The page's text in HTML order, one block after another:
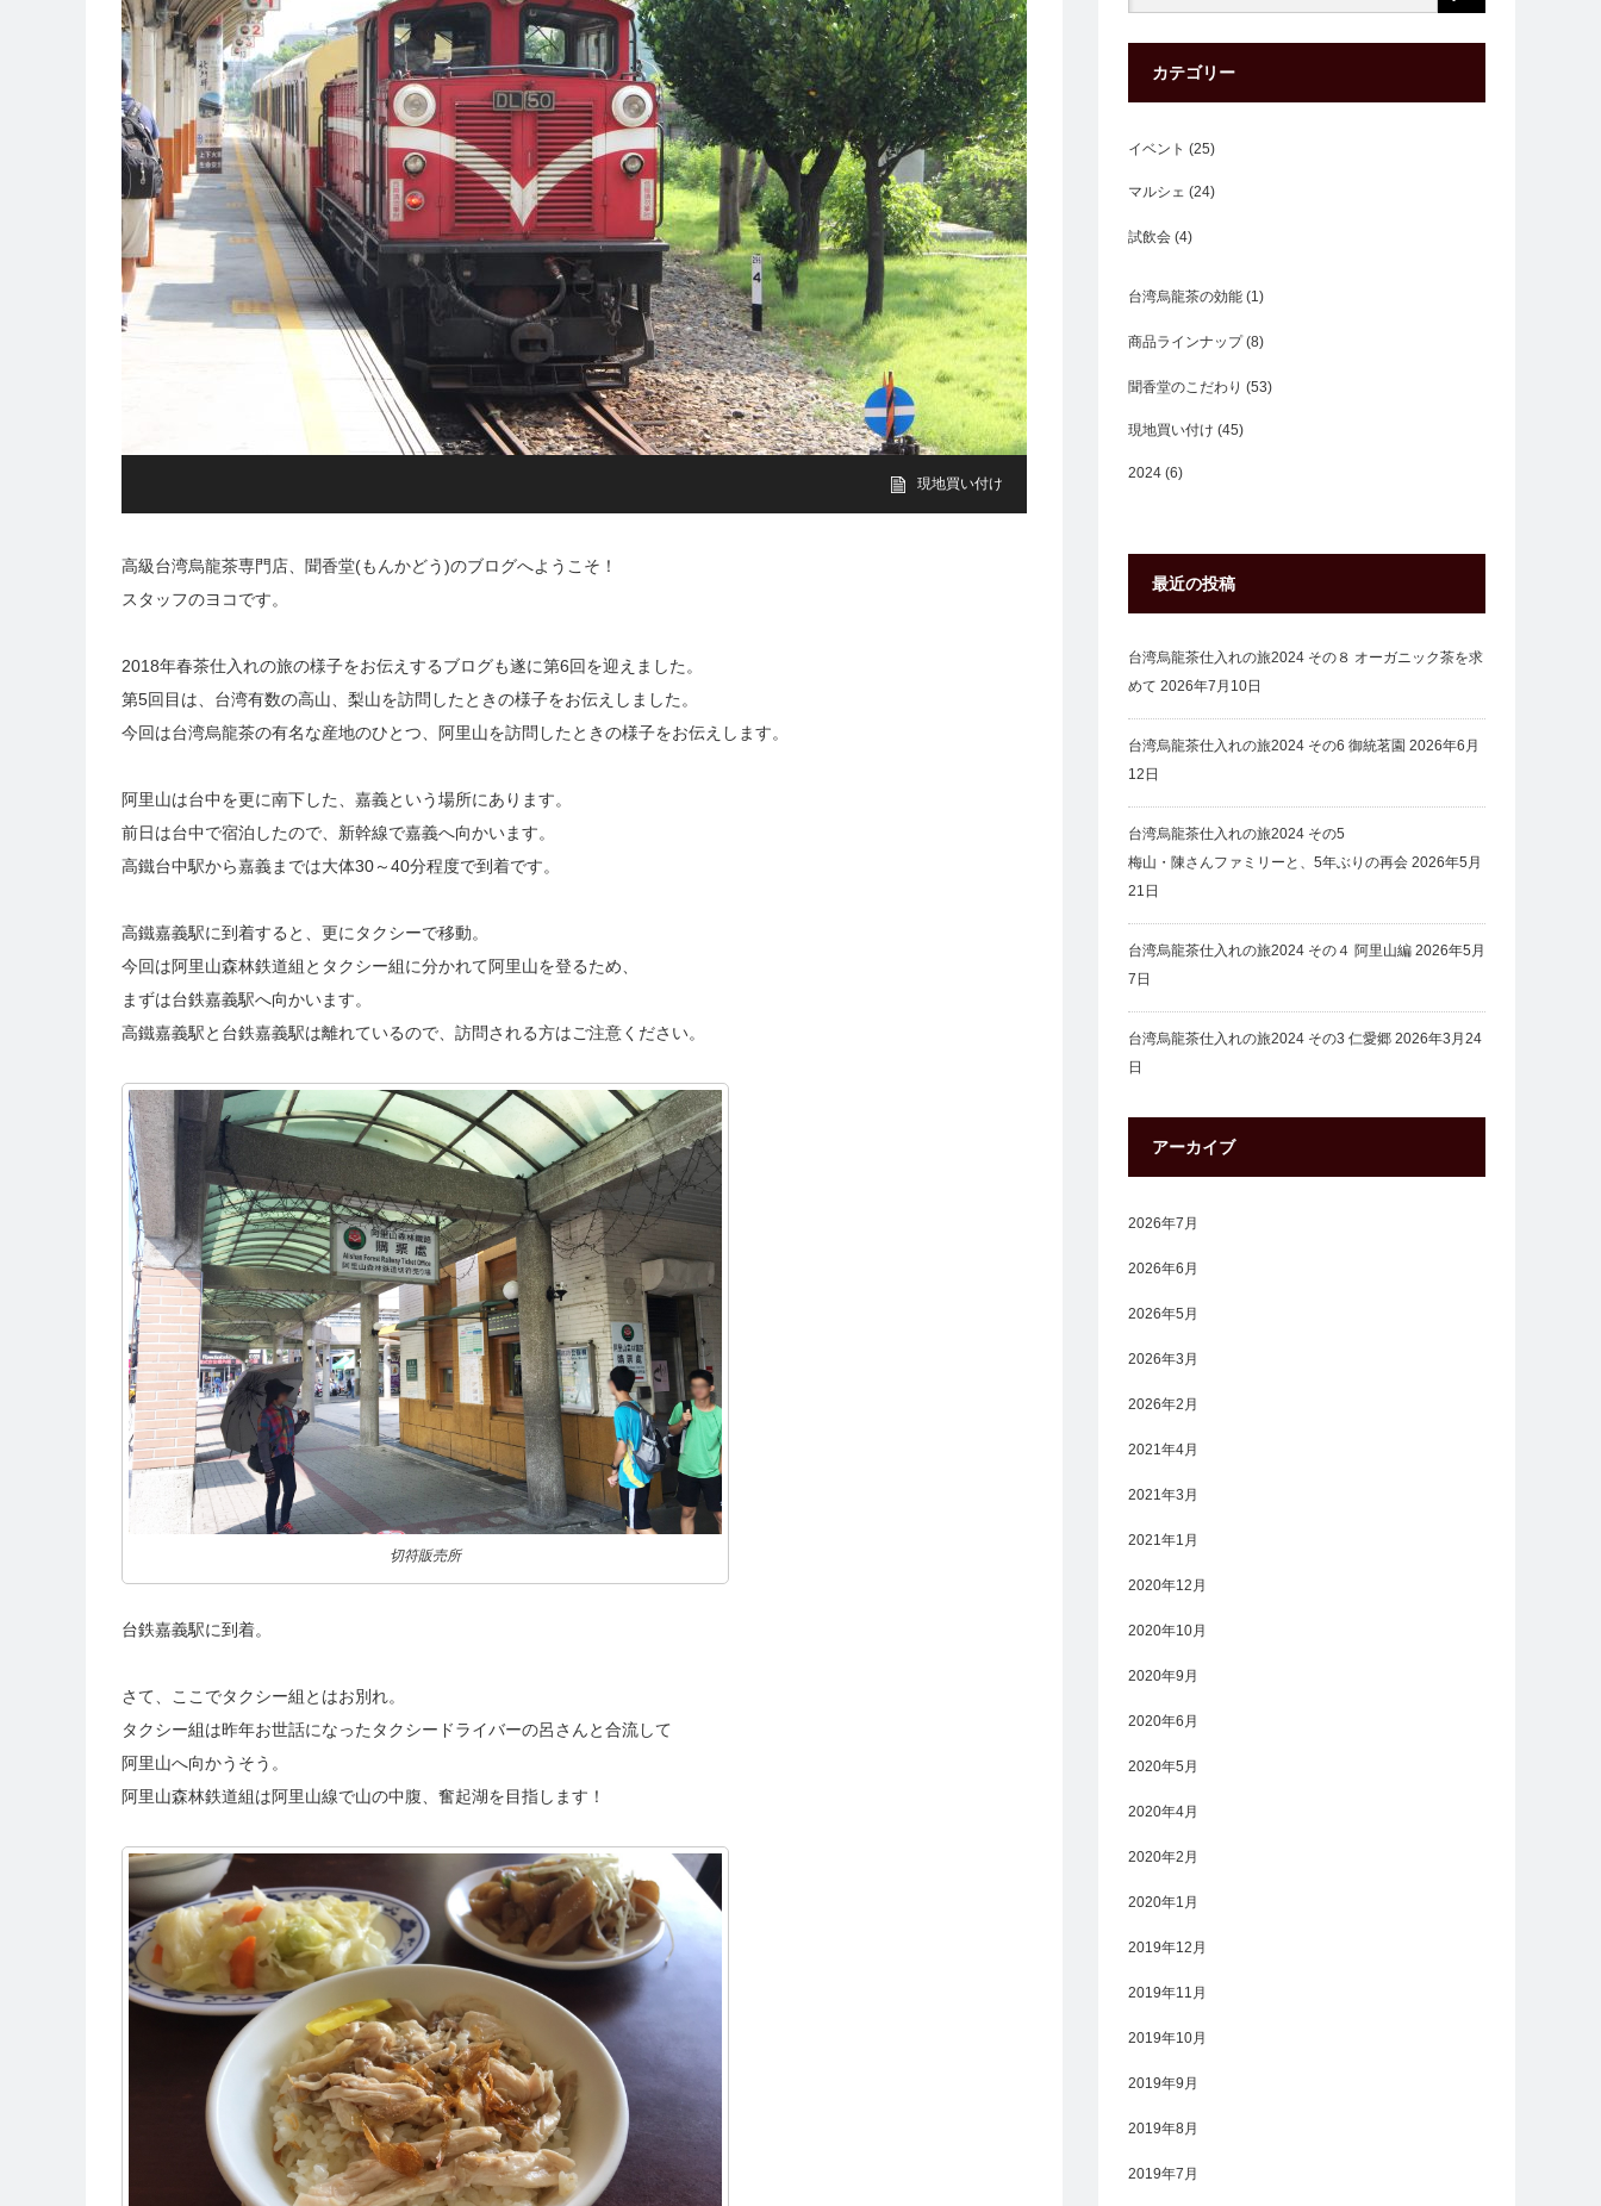
現地買い付け
高級台湾烏龍茶専門店、聞香堂(もんかどう)のブログへようこそ！
スタッフのヨコです。
2018年春茶仕入れの旅の様子をお伝えするブログも遂に第6回を迎えました。
第5回目は、台湾有数の高山、梨山を訪問したときの様子をお伝えしました。
今回は台湾烏龍茶の有名な産地のひとつ、阿里山を訪問したときの様子をお伝えします。
阿里山は台中を更に南下した、嘉義という場所にあります。
前日は台中で宿泊したので、新幹線で嘉義へ向かいます。
高鐵台中駅から嘉義までは大体30～40分程度で到着です。
高鐵嘉義駅に到着すると、更にタクシーで移動。
今回は阿里山森林鉄道組とタクシー組に分かれて阿里山を登るため、
まずは台鉄嘉義駅へ向かいます。
高鐵嘉義駅と台鉄嘉義駅は離れているので、訪問される方はご注意ください。
切符販売所
台鉄嘉義駅に到着。
さて、ここでタクシー組とはお別れ。
タクシー組は昨年お世話になったタクシードライバーの呂さんと合流して
阿里山へ向かうそう。
阿里山森林鉄道組は阿里山線で山の中腹、奮起湖を目指します！
カテゴリー
イベント (25)
マルシェ (24)
試飲会 (4)
台湾烏龍茶の効能 (1)
商品ラインナップ(8)
聞香堂のこだわり (53)
現地買い付け (45)
2024 (6)
最近の投稿
台湾烏龍茶仕入れの旅2024 その８ オーガニック茶を求
めて 2026年7月10日
台湾烏龍茶仕入れの旅2024 その6 御統茗園 2026年6月
12日
台湾烏龍茶仕入れの旅2024 その5
梅山・陳さんファミリーと、5年ぶりの再会 2026年5月
21日
台湾烏龍茶仕入れの旅2024 その４ 阿里山編 2026年5月
7日
台湾烏龍茶仕入れの旅2024 その3 仁愛郷 2026年3月24
日
アーカイブ
2026年7月
2026年6月
2026年5月
2026年3月
2026年2月
2021年4月
2021年3月
2021年1月
2020年12月
2020年10月
2020年9月
2020年6月
2020年5月
2020年4月
2020年2月
2020年1月
2019年12月
2019年11月
2019年10月
2019年9月
2019年8月
2019年7月